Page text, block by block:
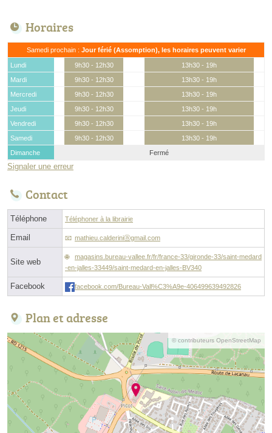
Horaires
Samedi prochain : Jour férié (Assomption), les horaires peuvent varier
Lundi 9h30 - 12h30
13h30 - 19h
Mardi
9h30 - 12h30
13h30 - 19h
Mercredi
9h30 - 12h30
13h30 - 19h
Jeudi
9h30 - 12h30
13h30 - 19h
Vendredi
9h30 - 12h30
13h30 - 19h
Samedi
9h30 - 12h30
13h30 - 19h
Dimanche
Fermé
Signaler une erreur
Contact
Téléphone Téléphoner à la librairie
Email mathieu.calderiniⓐgmail.com
Site web
magasins.bureau-vallee.fr/fr/france-33/gironde-33/saint-medard
-en-jalles-33449/saint-medard-en-jalles-BV340
Facebook facebook.com/Bureau-Vall%C3%A9e-406499639492826
Plan et adresse
© contributeurs OpenStreetMap